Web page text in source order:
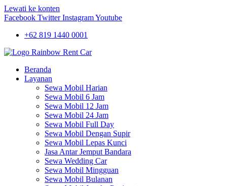
Lewati ke konten
Facebook Twitter InstagramYoutube
+62 819 1440 0001
Beranda
Layanan
Sewa Mobil Harian
Sewa Mobil 6 Jam
Sewa Mobil 12 Jam
Sewa Mobil 24 Jam
Sewa Mobil Full Day
Sewa Mobil Dengan Supir
Sewa Mobil Lepas Kunci
Jasa Antar Jemput Bandara
Sewa Wedding Car
Sewa Mobil Mingguan
Sewa Mobil Bulanan